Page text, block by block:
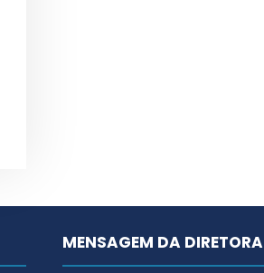
MENSAGEM DA DIRETORA